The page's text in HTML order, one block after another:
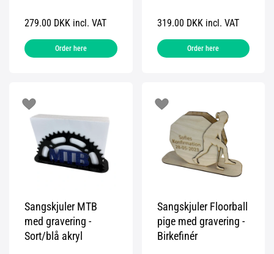
279.00 DKK incl. VAT
Order here
319.00 DKK incl. VAT
Order here
Sangskjuler MTB
med gravering -
Sort/blå akryl
Sangskjuler Floorball
pige med gravering -
Birkefinér